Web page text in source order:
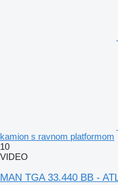
kamion s ravnom platformom
10
VIDEO
MAN TGA 33.440 BB -